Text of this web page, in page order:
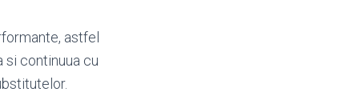
astfel
si continuua cu